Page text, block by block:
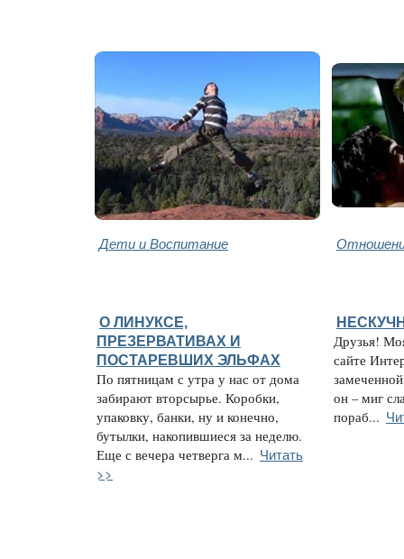
Дети и Воспитание
О ЛИНУКСЕ,
ПРЕЗЕРВАТИВАХ И
ПОСТАРЕВШИХ ЭЛЬФАХ
По пятницам с утра у нас от дома
забирают вторсырье. Коробки,
упаковку, банки, ну и конечно,
бутылки, накопившиеся за неделю.
Еще с вечера четверга м... Читать
>>
Друзья!
сайте
он – миг
пораб...